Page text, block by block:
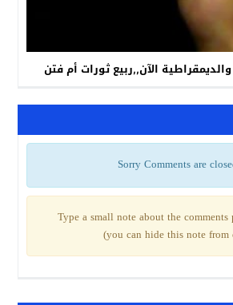
والديمقراطية الآن,,ربيع ثورات أم فتن
Sorry Comments are
Type a small note about the
(you can hide this note from